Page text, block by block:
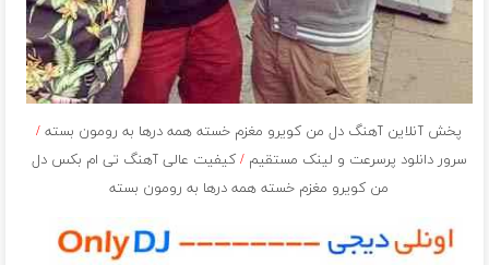
پخش آنلاین آهنگ دل من کویرو مغزم خسته همه درها به رومون بسته /
سرور دانلود پرسرعت و لینک مستقیم/ کیفیت عالی آهنگ تی ام بکس دل
من کویرو مغزم خسته همه درها به رومون بسته